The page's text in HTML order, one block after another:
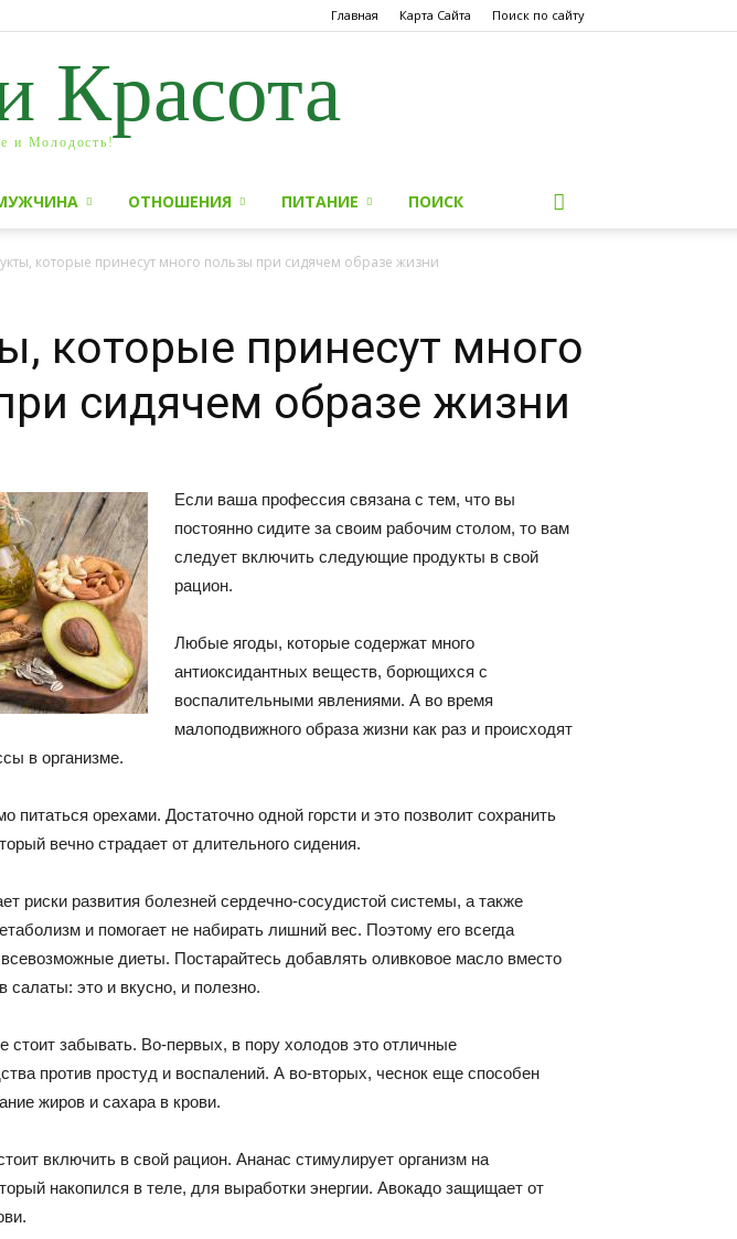
Главная Карта Сайта Поиск по сайту
Красота
и Молодость!
ОТНОШЕНИЯ ПИТАНИЕ ПОИСК
которые принесут много пользы при сидячем образе жизни
которые принесут много
сидячем образе жизни
Если ваша профессия связана с тем, что вы
постоянно сидите за своим рабочим столом, то вам
следует включить следующие продукты в свой
рацион.
Любые ягоды, которые содержат много
антиоксидантных веществ, борющихся с
воспалительными явлениями. А во время
малоподвижного образа жизни как раз и происходят
в организме.
питаться орехами. Достаточно одной горсти и это позволит сохранить
вечно страдает от длительного сидения.
риски развития болезней сердечно-сосудистой системы, а также
и помогает не набирать лишний вес. Поэтому его всегда
диеты. Постарайтесь добавлять оливковое масло вместо
салаты: это и вкусно, и полезно.
стоит забывать. Во-первых, в пору холодов это отличные
против простуд и воспалений. А во-вторых, чеснок еще способен
жиров и сахара в крови.
включить в свой рацион. Ананас стимулирует организм на
накопился в теле, для выработки энергии. Авокадо защищает от